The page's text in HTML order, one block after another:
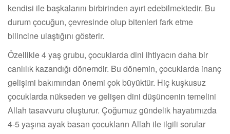
kendisi ile başkalarını birbirinden ayırt edebilmektedir. Bu
durum çocuğun, çevresinde olup bitenleri fark etme
bilincine ulaştığını gösterir.
Özellikle 4 yaş grubu, çocuklarda dini ihtiyacın daha bir
canlılık kazandığı dönemdir. Bu dönemin, çocuklarda inanç
gelişimi bakımından önemi çok büyüktür. Hiç kuşkusuz
çocuklarda nükseden ve gelişen dini düşüncenin temelini
Allah tasavvuru oluşturur. Çoğumuz gündelik hayatımızda
4-5 yaşına ayak basan çocukların Allah ile ilgili sorular